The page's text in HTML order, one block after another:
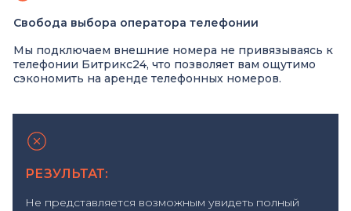
Свобода выбора оператора телефонии
Мы подключаем внешние номера не привязываясь к
телефонии Битрикс24, что позволяет вам ощутимо
сэкономить на аренде телефонных номеров.
РЕЗУЛЬТАТ:
Не представляется возможным увидеть полный